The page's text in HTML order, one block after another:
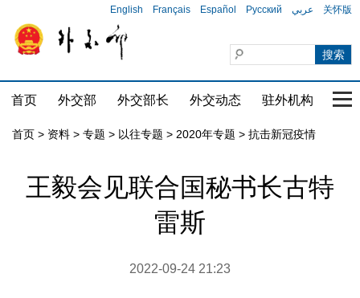
English Français Español Русский عربي 关怀版
首页 外交部 外交部长 外交动态 驻外机构 国
首页 > 资料 > 专题 > 以往专题 > 2020年专题 > 抗击新冠疫情
王毅会见联合国秘书长古特
雷斯
2022-09-24 21:23